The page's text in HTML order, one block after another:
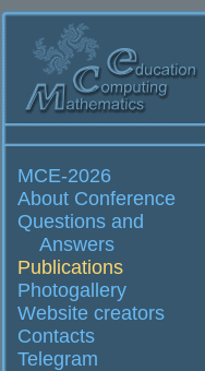
MCE-2026
About Conference
Questions and
Answers
Publications
Photogallery
Website creators
Contacts
Telegram